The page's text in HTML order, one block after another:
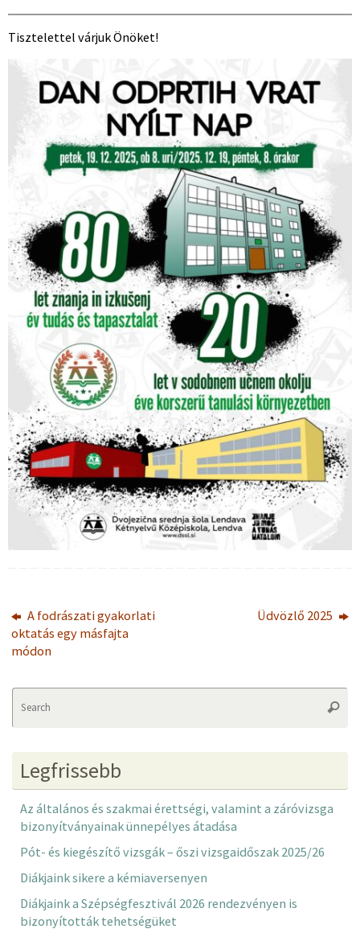
Tisztelettel várjuk Önöket!
A fodrászati gyakorlati
oktatás egy másfajta
módon
Üdvözlő 2025
Legfrissebb
Az általános és szakmai érettségi, valamint a záróvizsga
bizonyítványainak ünnepélyes átadása
Pót- és kiegészítő vizsgák – őszi vizsgaidőszak 2025/26
Diákjaink sikere a kémiaversenyen
Diákjaink a Szépségfesztivál 2026 rendezvényen is
bizonyították tehetségüket